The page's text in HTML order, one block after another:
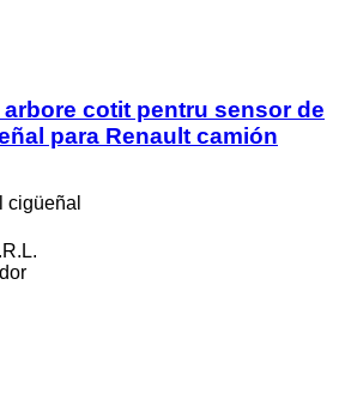
cotit pentru sensor de
para Renault camión
cigüeñal